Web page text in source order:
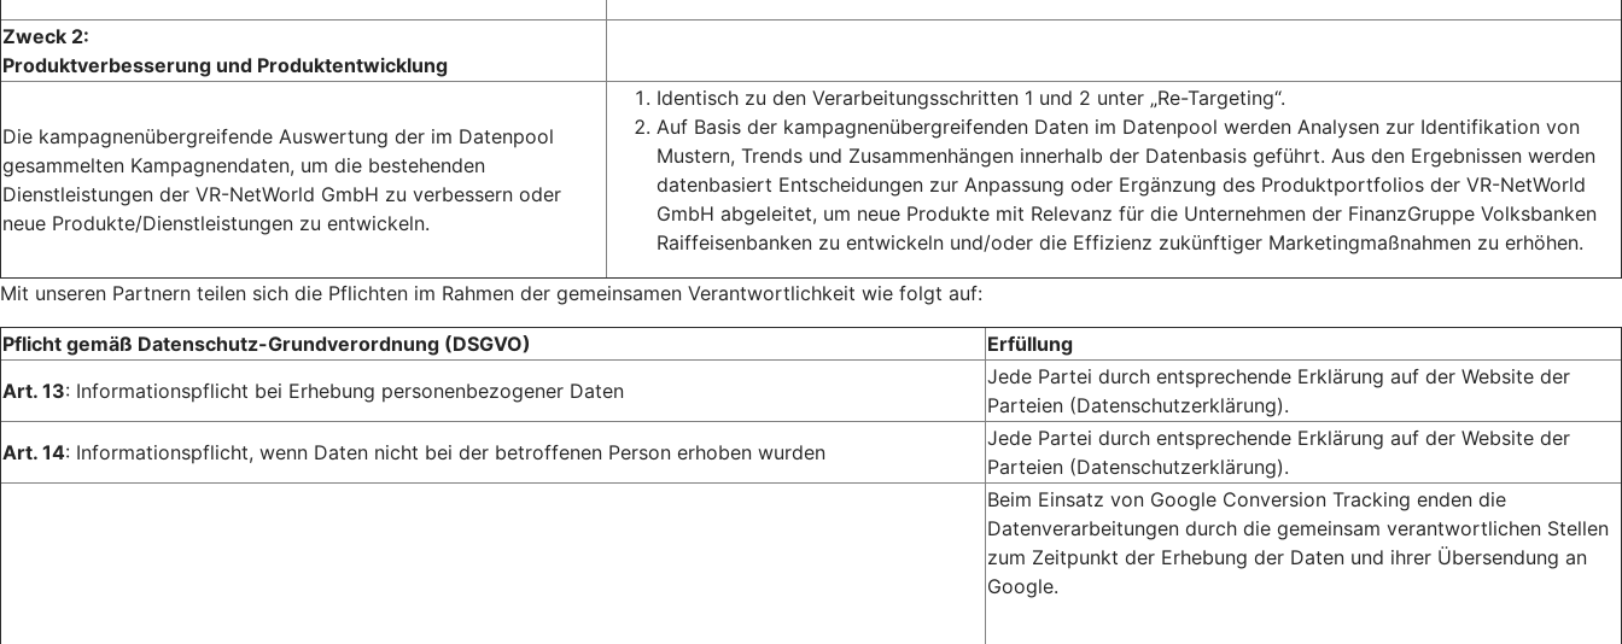
Zweck 2:
Produktverbesserung und Produktentwicklung
Die kampagnenübergreifende Auswertung der im Datenpool
gesammelten Kampagnendaten, um die bestehenden
Dienstleistungen der VR-NetWorld GmbH zu verbessern oder
neue Produkte/Dienstleistungen zu entwickeln.
Identisch zu den Verarbeitungsschritten 1 und 2 unter „Re-Targeting“.
Auf Basis der kampagnenübergreifenden Daten im Datenpool werden Analysen zur Identifikation von
Mustern, Trends und Zusammenhängen innerhalb der Datenbasis geführt. Aus den Ergebnissen werden
datenbasiert Entscheidungen zur Anpassung oder Ergänzung des Produktportfolios der VR-NetWorld
GmbH abgeleitet, um neue Produkte mit Relevanz für die Unternehmen der FinanzGruppe Volksbanken
Raiffeisenbanken zu entwickeln und/oder die Effizienz zukünftiger Marketingmaßnahmen zu erhöhen.
Mit unseren Partnern teilen sich die Pflichten im Rahmen der gemeinsamen Verantwortlichkeit wie folgt auf:
Pflicht gemäß Datenschutz-Grundverordnung (DSGVO)
Erfüllung
Art. 13: Informationspflicht bei Erhebung personenbezogener Daten
Jede Partei durch entsprechende Erklärung auf der Website der
Parteien (Datenschutzerklärung).
Art. 14: Informationspflicht, wenn Daten nicht bei der betroffenen Person erhoben wurden
Jede Partei durch entsprechende Erklärung auf der Website der
Parteien (Datenschutzerklärung).
Beim Einsatz von Google Conversion Tracking enden die
Datenverarbeitungen durch die gemeinsam verantwortlichen Stellen
zum Zeitpunkt der Erhebung der Daten und ihrer Übersendung an
Google.